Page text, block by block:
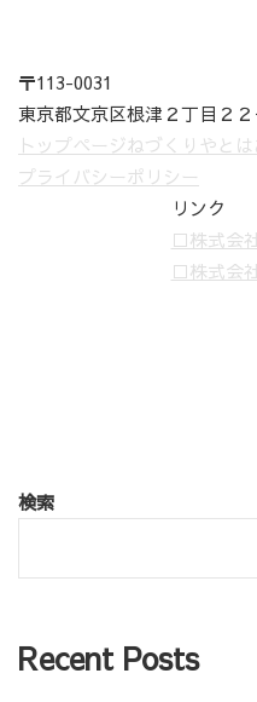
〒113-0031
東京都文京区根津２丁目２２
トップページねづくりやとは
プライバシーポリシー
リンク
□株式会
□株式会
検索
Recent Posts